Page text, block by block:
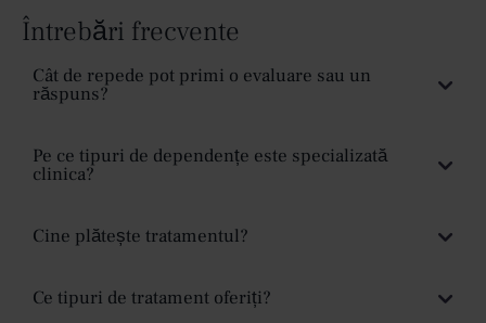
Întrebări frecvente
Cât de repede pot primi o evaluare sau un
răspuns?
Pe ce tipuri de dependențe este specializată
clinica?
Cine plătește tratamentul?
Ce tipuri de tratament oferiți?